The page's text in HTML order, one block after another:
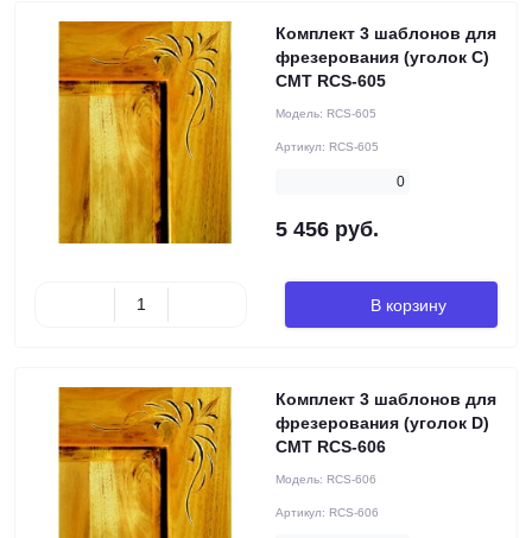
Комплект 3 шаблонов для
фрезерования (уголок C)
CMT RCS-605
Модель: RCS-605
Артикул: RCS-605
0
5 456 руб.
В корзину
Комплект 3 шаблонов для
фрезерования (уголок D)
CMT RCS-606
Модель: RCS-606
Артикул: RCS-606